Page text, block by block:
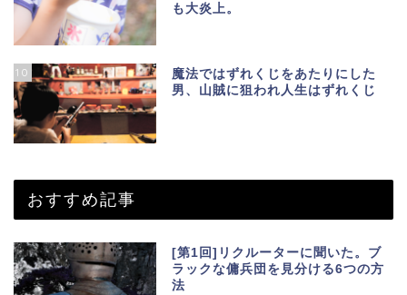
も大炎上。
10
魔法ではずれくじをあたりにした
男、山賊に狙われ人生はずれくじ
おすすめ記事
[第1回]リクルーターに聞いた。ブ
ラックな傭兵団を見分ける6つの方
法